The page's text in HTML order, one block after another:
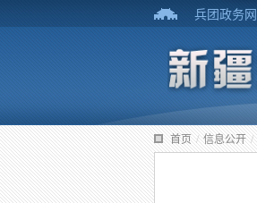
兵团政务网
首页 / 信息公开 /